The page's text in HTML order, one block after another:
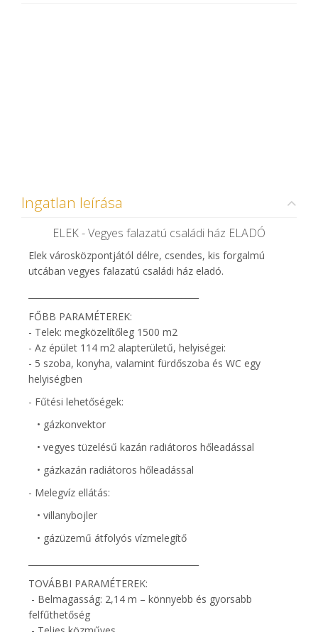
Ingatlan leírása
ELEK - Vegyes falazatú családi ház ELADÓ
Elek városközpontjától délre, csendes, kis forgalmú
utcában vegyes falazatú családi ház eladó.
FŐBB PARAMÉTEREK:
- Telek: megközelítőleg 1500 m2
- Az épület 114 m2 alapterületű, helyiségei:
- 5 szoba, konyha, valamint fürdőszoba és WC egy
helyiségben
- Fűtési lehetőségek:
• gázkonvektor
• vegyes tüzelésű kazán radiátoros hőleadással
• gázkazán radiátoros hőleadással
- Melegvíz ellátás:
• villanybojler
• gázüzemű átfolyós vízmelegítő
TOVÁBBI PARAMÉTEREK:
- Belmagasság: 2,14 m – könnyebb és gyorsabb
felfűthetőség